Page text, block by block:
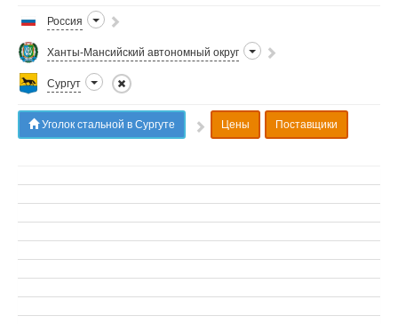
Россия
Ханты-Мансийский автономный округ
Сургут
Уголок стальной в Сургуте Цены Поставщики